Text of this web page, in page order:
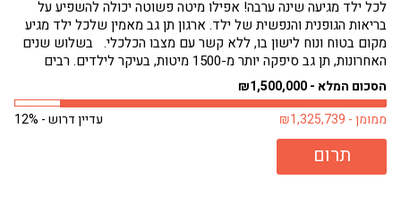
לכל ילד מגיעה שינה ערבה! אפילו מיטה פשוטה יכולה להשפיע על
בריאות הגופנית והנפשית של ילד. ארגון תן גב מאמין שלכל ילד מגיע
מקום בטוח ונוח לישון בו, ללא קשר עם מצבו הכלכלי. בשלוש שנים
האחרונות, תן גב סיפקה יותר מ-1500 מיטות, בעיקר לילדים. רבים
מילדים אלה היו ישנים על...
הסכום המלא - ₪1,500,000
עדיין דרוש - 12%
ממומן - ₪1,325,739
תרום